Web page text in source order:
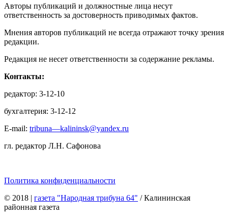
Авторы публикаций и должностные лица несут
ответственность за достоверность приводимых фактов.
Мнения авторов публикаций не всегда отражают точку зрения
редакции.
Редакция не несет ответственности за содержание рекламы.
Контакты:
редактор: 3-12-10
бухгалтерия: 3-12-12
E-mail: tribuna—kalininsk@yandex.ru
гл. редактор Л.Н. Сафонова
Политика конфиденциальности
© 2018 | газета "Народная трибуна 64" / Калининская
районная газета